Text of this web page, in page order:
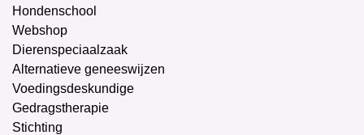
Hondenschool
Webshop
Dierenspeciaalzaak
Alternatieve geneeswijzen
Voedingsdeskundige
Gedragstherapie
Stichting